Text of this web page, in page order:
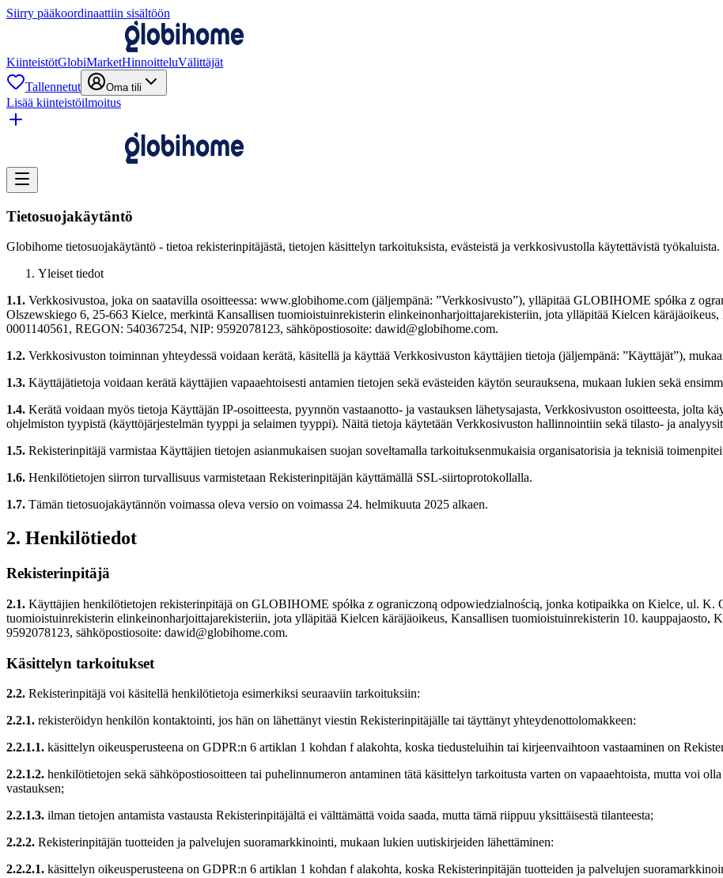
Siirry pääkoordinaattiin sisältöön
KiinteistötGlobiMarketHinnoitteluVälittäjät
Tallennetut
Oma tili
Lisää kiinteistöilmoitus
Tietosuojakäytäntö
Globihome tietosuojakäytäntö - tietoa rekisterinpitäjästä, tietojen käsittelyn tarkoituksista, evästeistä ja verkkosivustolla käytettävistä työkaluista.
Yleiset tiedot
1.1. Verkkosivustoa, joka on saatavilla osoitteessa: www.globihome.com (jäljempänä: ”Verkkosivusto”), ylläpitää GLOBIHOME spółka z
Olszewskiego 6, 25-663 Kielce, merkintä Kansallisen tuomioistuinrekisterin elinkeinonharjoittajarekisteriin, jota ylläpitää Kielcen
0001140561, REGON: 540367254, NIP: 9592078123, sähköpostiosoite: dawid@globihome.com.
1.2. Verkkosivuston toiminnan yhteydessä voidaan kerätä, käsitellä ja käyttää Verkkosivuston käyttäjien tietoja (jäljempänä: ”Käyttäjät”),
1.3. Käyttäjätietoja voidaan kerätä käyttäjien vapaaehtoisesti antamien tietojen sekä evästeiden käytön seurauksena, mukaan lukien sekä
1.4. Kerätä voidaan myös tietoja Käyttäjän IP-osoitteesta, pyynnön vastaanotto- ja vastauksen lähetysajasta, Verkkosivuston osoitteesta, jolta
ohjelmiston tyypistä (käyttöjärjestelmän tyyppi ja selaimen tyyppi). Näitä tietoja käytetään Verkkosivuston hallinnointiin sekä tilasto- ja
1.5. Rekisterinpitäjä varmistaa Käyttäjien tietojen asianmukaisen suojan soveltamalla tarkoituksenmukaisia organisatorisia ja teknisiä
1.6. Henkilötietojen siirron turvallisuus varmistetaan Rekisterinpitäjän käyttämällä SSL-siirtoprotokollalla.
1.7. Tämän tietosuojakäytännön voimassa oleva versio on voimassa 24. helmikuuta 2025 alkaen.
2. Henkilötiedot
Rekisterinpitäjä
2.1. Käyttäjien henkilötietojen rekisterinpitäjä on GLOBIHOME spółka z ograniczoną odpowiedzialnością, jonka kotipaikka on Kielce, ul. K.
tuomioistuinrekisterin elinkeinonharjoittajarekisteriin, jota ylläpitää Kielcen käräjäoikeus, Kansallisen tuomioistuinrekisterin 10. kauppajaosto,
9592078123, sähköpostiosoite: dawid@globihome.com.
Käsittelyn tarkoitukset
2.2. Rekisterinpitäjä voi käsitellä henkilötietoja esimerkiksi seuraaviin tarkoituksiin:
2.2.1. rekisteröidyn henkilön kontaktointi, jos hän on lähettänyt viestin Rekisterinpitäjälle tai täyttänyt yhteydenottolomakkeen:
2.2.1.1. käsittelyn oikeusperusteena on GDPR:n 6 artiklan 1 kohdan f alakohta, koska tiedusteluihin tai kirjeenvaihtoon vastaaminen on
2.2.1.2. henkilötietojen sekä sähköpostiosoitteen tai puhelinnumeron antaminen tätä käsittelyn tarkoitusta varten on vapaaehtoista, mutta voi
vastauksen;
2.2.1.3. ilman tietojen antamista vastausta Rekisterinpitäjältä ei välttämättä voida saada, mutta tämä riippuu yksittäisestä tilanteesta;
2.2.2. Rekisterinpitäjän tuotteiden ja palvelujen suoramarkkinointi, mukaan lukien uutiskirjeiden lähettäminen:
2.2.2.1. käsittelyn oikeusperusteena on GDPR:n 6 artiklan 1 kohdan f alakohta, koska Rekisterinpitäjän tuotteiden ja palvelujen